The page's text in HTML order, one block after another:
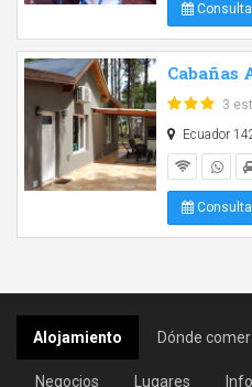
3
Ecuador
Alojamiento Dónde comer
Negocios Lugares